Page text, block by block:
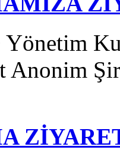
Yönetim
Anonim